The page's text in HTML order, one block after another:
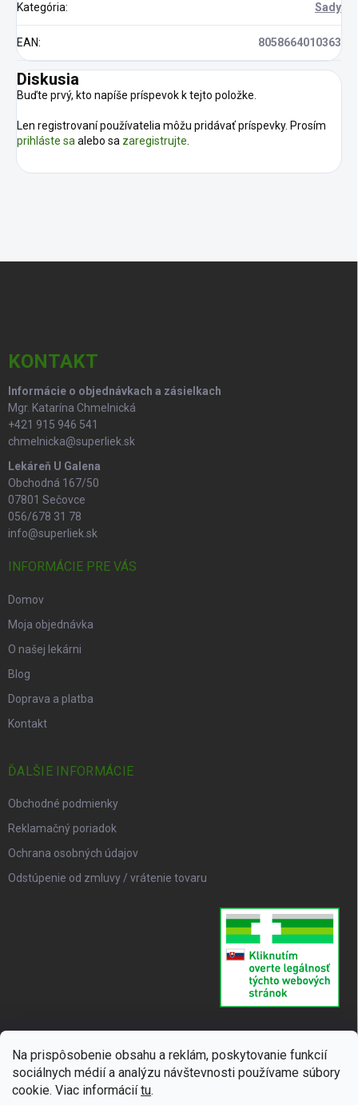
Na prispôsobenie obsahu a reklám, poskytovanie funkcií
sociálnych médií a analýzu návštevnosti používame súbory
cookie. Viac informáciítu.
Kategória: Sady
EAN: 8058664010363
Diskusia
Buďte prvý, kto napíše príspevok k tejto položke.
Len registrovaní používatelia môžu pridávať príspevky. Prosím
prihláste saalebo sa zaregistrujte.
KONTAKT
Informácie o objednávkach a zásielkach
Mgr. Katarína Chmelnická
+421 915 946 541
chmelnicka@superliek.sk
Lekáreň U Galena
Obchodná 167/50
07801 Sečovce
056/678 31 78
info@superliek.sk
INFORMÁCIE PRE VÁS
Domov
Moja objednávka
O našej lekárni
Blog
Doprava a platba
Kontakt
ĎALŠIE INFORMÁCIE
Obchodné podmienky
Reklamačný poriadok
Ochrana osobných údajov
Odstúpenie od zmluvy / vrátenie tovaru